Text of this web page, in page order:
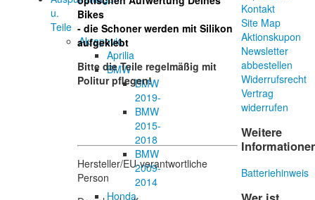
u.
Teile
Akrapovic
Aprilia
BMW
BMW
2019-
BMW
2015-
2018
BMW
2009-
2014
Honda
Bikes
- die Schoner werden mit Silikon
aufgeklebt
Bitte die Teile regelmäßig mit
Politur pflegen!
Hersteller/EU-verantwortliche
Person
Kontakt
Site Map
Aktionskupon
Newsletter
abbestellen
Widerrufsrecht
Vertrag
widerrufen
Weitere
Batteriehinweis